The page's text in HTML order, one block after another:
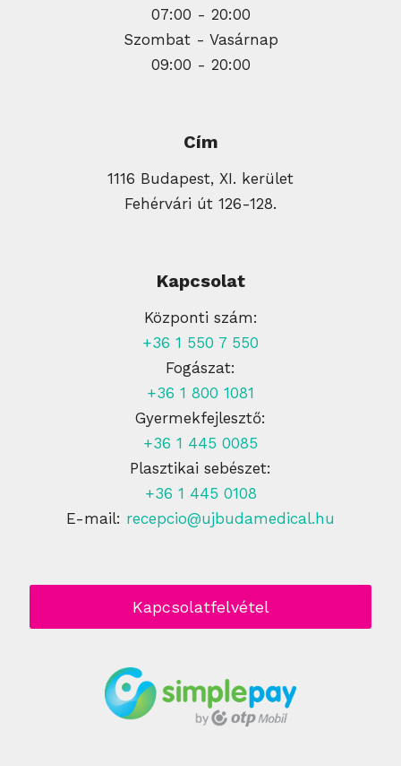
07:00 - 20:00
Szombat - Vasárnap
09:00 - 20:00
Cím
1116 Budapest, XI. kerület
Fehérvári út 126-128.
Kapcsolat
Központi szám:
+36 1 550 7 550
Fogászat:
+36 1 800 1081
Gyermekfejlesztő:
+36 1 445 0085
Plasztikai sebészet:
+36 1 445 0108
E-mail: recepcio@ujbudamedical.hu
Kapcsolatfelvétel